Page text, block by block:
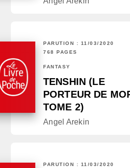
PARUTION : 11/03/2020
768 PAGES
FANTASY
TENSHIN (LE
PORTEUR DE
TOME 2)
Angel Arekin
PARUTION : 11/03/2020